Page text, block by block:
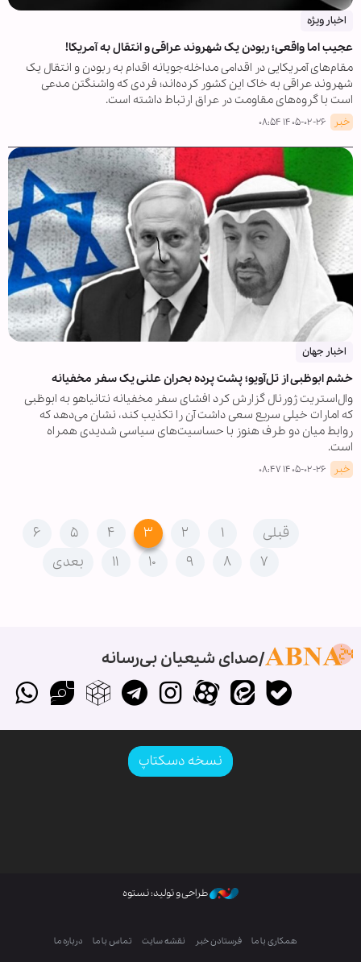
اخبار ویژه
عجیب اما واقعی؛ ربودن یک شهروند عراقی و انتقال به آمریکا!
مقام‌های آمریکایی در اقدامی مداخله‌جویانه اقدام به ربودن و انتقال یک
شهروند عراقی به خاک این کشور کرده‌اند؛ فردی که واشنگتن مدعی
است با گروه‌های مقاومت در عراق ارتباط داشته است.
خبر ۱۴۰۵-۰۲-۲۶ ۰۸:۵۴
اخبار جهان
خشم ابوظبی از تل‌آویو؛ پشت پرده بحران علنی یک سفر مخفیانه
وال‌استریت ژورنال گزارش کرد افشای سفر مخفیانه نتانیاهو به ابوظبی
که امارات خیلی سریع سعی داشت آن را تکذیب کند، نشان می‌دهد که
روابط میان دو طرف هنوز با حساسیت‌های سیاسی شدیدی همراه
است.
خبر ۱۴۰۵-۰۲-۲۶ ۰۸:۴۷
قبلی ۱ ۲ ۳ ۴ ۵
۶
۷
۸ ۹ ۱۰ ۱۱ بعدی
صدای شیعیان بی‌رسانه
نسخه دسکتاپ
طراحی و تولید: نستوه
همکاری با ما فرستادن خبر نقشه سایت تماس با ما درباره ما